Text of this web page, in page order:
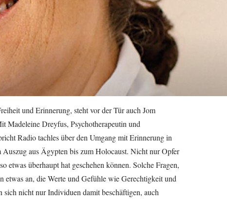
und Erinnerung, steht vor der Tür auch Jom
Madeleine Dreyfus, Psychotherapeutin und
Radio tachles über den Umgang mit Erinnerung in
Auszug aus Ägypten bis zum Holocaust. Nicht nur Opfer
etwas überhaupt hat geschehen können. Solche Fragen,
etwas an, die Werte und Gefühle wie Gerechtigkeit und
sich nicht nur Individuen damit beschäftigen, auch